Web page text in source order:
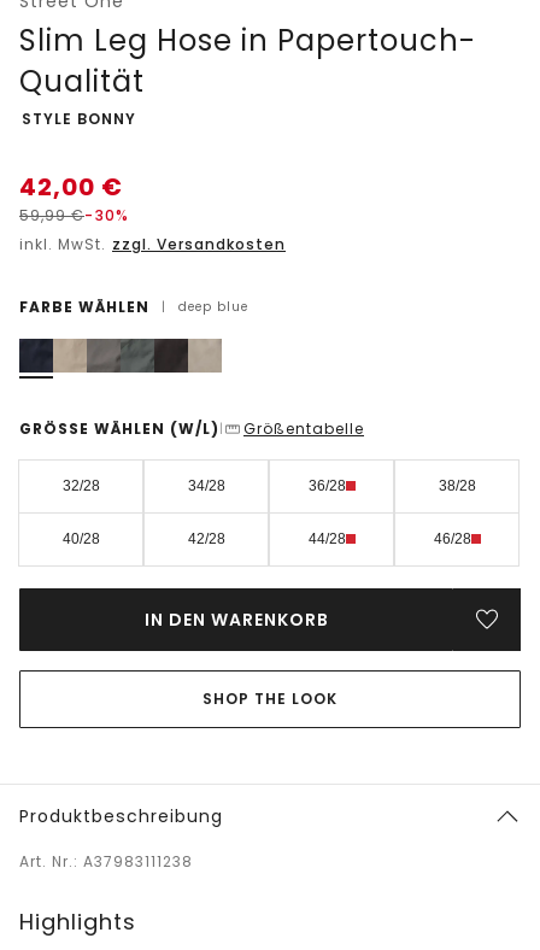
Slim Leg Hose in Papertouch-
Qualität
-
STYLE BONNY
42,00 €
59,99€-30%
inkl. MwSt. zzgl. Versandkosten
FARBE WÄHLEN | deep blue
GRÖSSE WÄHLEN (W/L) | Größentabelle
32/28 34/28 36/28 38/28
40/28 42/28 44/28 46/28
IN DEN WARENKORB
SHOP THE LOOK
Produktbeschreibung
Art. Nr.: A37983111238
Highlights